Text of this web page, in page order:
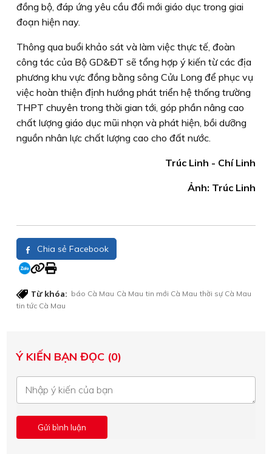
đồng bộ, đáp ứng yêu cầu đổi mới giáo dục trong giai
đoạn hiện nay.
Thông qua buổi khảo sát và làm việc thực tế, đoàn
công tác của Bộ GD&ĐT sẽ tổng hợp ý kiến từ các địa
phương khu vực đồng bằng sông Cửu Long để phục vụ
việc hoàn thiện định hướng phát triển hệ thống trường
THPT chuyên trong thời gian tới, góp phần nâng cao
chất lượng giáo dục mũi nhọn và phát hiện, bồi dưỡng
nguồn nhân lực chất lượng cao cho đất nước.
Trúc Linh - Chí Linh
Ảnh: Trúc Linh
Chia sẻ Facebook
Từ khóa: báo Cà Mau Cà Mau tin mới Cà Mau thời sự Cà Mau
tin tức Cà Mau
Ý KIẾN BẠN ĐỌC (0)